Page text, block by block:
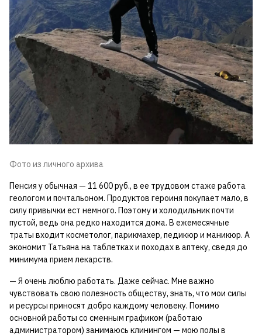
Фото из личного архива
Пенсия у обычная — 11 600 руб., в ее трудовом стаже работа
геологом и почтальоном. Продуктов героиня покупает мало, в
силу привычки ест немного. Поэтому и холодильник почти
пустой, ведь она редко находится дома. В ежемесячные
траты входит косметолог, парикмахер, педикюр и маникюр. А
экономит Татьяна на таблетках и походах в аптеку, сведя до
минимума прием лекарств.
— Я очень люблю работать. Даже сейчас. Мне важно
чувствовать свою полезность обществу, знать, что мои силы
и ресурсы приносят добро каждому человеку. Помимо
основной работы со сменным графиком (работаю
администратором) занимаюсь клинингом — мою полы в